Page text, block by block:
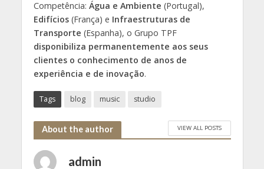
Competência: Água e Ambiente (Portugal),
Edifícios(França) e Infraestruturas de
Transporte (Espanha), o Grupo TPF
disponibiliza permanentemente aos seus
clientes o conhecimento de anos de
experiência e de inovação.
Tags blog music studio
About the author VIEW ALL POSTS
admin